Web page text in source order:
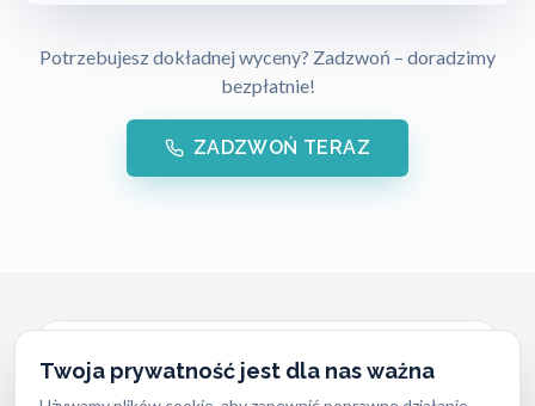
Twoja prywatność jest dla nas ważna
Potrzebujesz dokładnej wyceny? Zadzwoń – doradzimy
bezpłatnie!
ZADZWOŃ TERAZ
Awaryjne Otwieranie Mieszkań
Warszawa Ochota (Tel: 662